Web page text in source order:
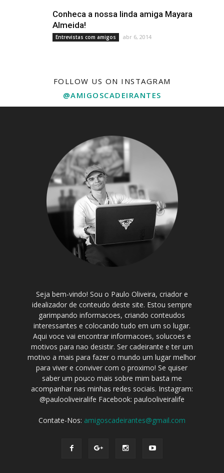
Conheca a nossa linda amiga Mayara
Almeida!
Entrevistas com amigos abr 6, 2014
FOLLOW US ON INSTAGRAM
@AMIGOSCADEIRANTES
Seja bem-vindo! Sou o Paulo Oliveira, criador e
idealizador de conteudo deste site. Estou sempre
garimpando informacoes, criando conteudos
interessantes e colocando tudo em um so lugar.
Aqui voce vai encontrar informacoes, solucoes e
motivos para nao desistir. Ser cadeirante e ter um
motivo a mais para fazer o mundo um lugar melhor
para viver e conviver com o proximo! Se quiser
saber um pouco mais sobre mim basta me
acompanhar nas minhas redes sociais. Instagram:
@paulooliveiralife Facebook: paulooliveiralife
Contate-Nos: amigoscadeirantes@gmail.com